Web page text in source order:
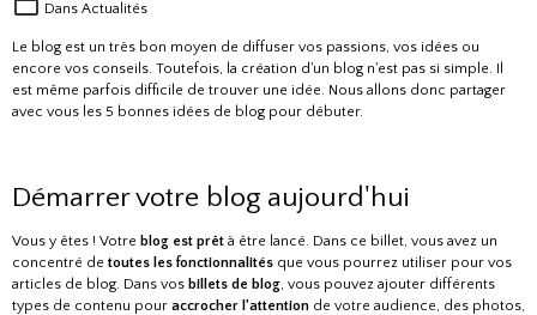
Dans Actualités
Le blog est un très bon moyen de diffuser vos passions, vos idées ou
encore vos conseils. Toutefois, la création d'un blog n'est pas si simple. Il
est même parfois difficile de trouver une idée. Nous allons donc partager
avec vous les 5 bonnes idées de blog pour débuter.
Démarrer votre blog aujourd'hui
Vous y êtes ! Votre blog est prêt à être lancé. Dans ce billet, vous avez un
concentré de toutes les fonctionnalités que vous pourrez utiliser pour vos
articles de blog. Dans vos billets de blog, vous pouvez ajouter différents
types de contenu pour accrocher l'attention de votre audience, des photos,